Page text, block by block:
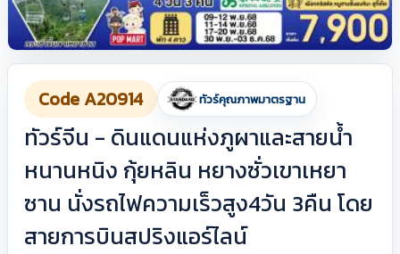
Code A20914 ทัวร์คุณภาพมาตรฐาน
ทัวร์จีน - ดินแดนแห่งภูผาและสายน้ำ
หนานหนิง กุ้ยหลิน หยางซั่วเขาเหยา
ซาน นั่งรถไฟความเร็วสูง4วัน 3คืน โดย
สายการบินสปริงแอร์ไลน์